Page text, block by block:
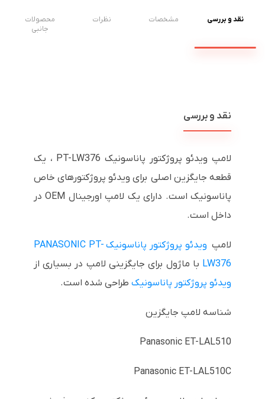
نقد و بررسی مشخصات نظرات
محصولات
جانبی
نقد و بررسی
لامپ ویدئو پروژکتور پاناسونیک PT-LW376 ، یک
قطعه جایگزین اصلی برای ویدئو پروژکتورهای خاص
پاناسونیک است. دارای یک لامپ اورجینال OEM در
داخل است.
لامپ
ویدئو پروژکتور پاناسونیک PANASONIC PT-
LW376 با ماژول برای جایگزینی لامپ در بسیاری از
ویدئو پروژکتور پاناسونیکطراحی شده است.
شناسه لامپ جایگزین
Panasonic ET-LAL510
Panasonic ET-LAL510C